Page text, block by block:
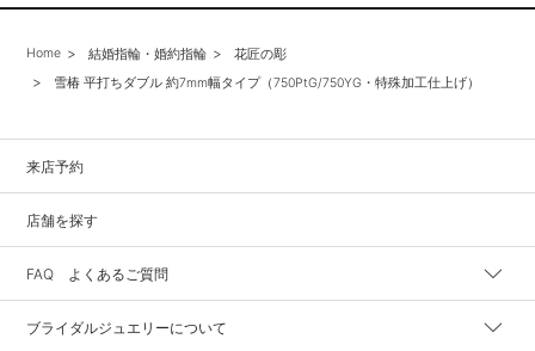
Home 結婚指輪・婚約指輪
花匠の彫
雪椿 平打ちダブル 約7mm幅タイプ（750PtG/750YG・特殊加工仕上げ）
来店予約
店舗を探す
FAQ よくあるご質問
ブライダルジュエリーについて